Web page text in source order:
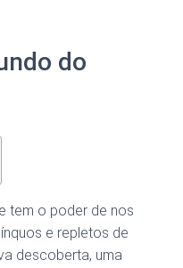
do
tem o poder de nos
e repletos de
descoberta, uma